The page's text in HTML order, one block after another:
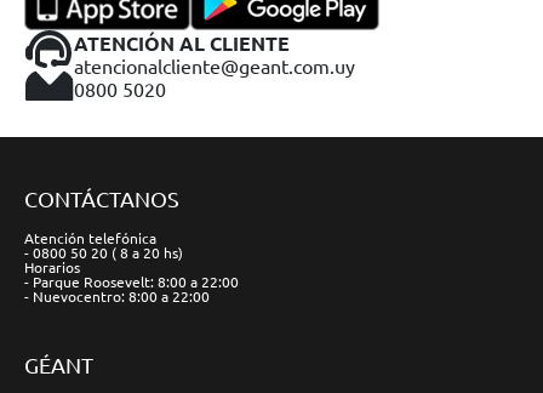
ATENCIÓN AL CLIENTE
atencionalcliente@geant.com.uy
0800 5020
CONTÁCTANOS
Atención telefónica
- 0800 50 20 ( 8 a 20 hs)
Horarios
- Parque Roosevelt: 8:00 a 22:00
- Nuevocentro: 8:00 a 22:00
GÉANT